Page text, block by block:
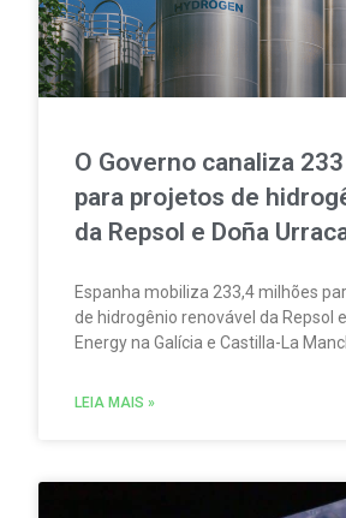
O Governo canaliza
para projetos de
da Repsol e Doña
Espanha mobiliza 233,4 milhões
de hidrogênio renovável da Repsol
Energy na Galícia e Castilla-La
LEIA MAIS »